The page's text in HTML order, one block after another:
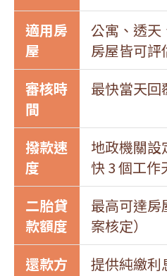
適用房
屋
公寓、透天
房屋皆可評
審核時
間
最快當天回
撥款速
度
地政機關設
快 3 個工作
二胎貸
款額度
最高可達房
案核定）
還款方
提供純繳利